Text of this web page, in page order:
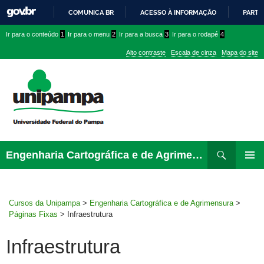
PARA
CONTEÚDO
COMUNICA BR ACESSO À INFORMAÇÃO
conteúdo
menu
superior
menu
Ir para o conteúdo 1 Ir para o menu 2 Ir para a busca 3 Ir para o rodapé 4
Alto contraste Escala de cinza Mapa do site
Engenharia Cartográfica e de Agrimensura
para
Cursos da Unipampa > Engenharia Cartográfica e de Agrimensura >
Páginas Fixas > Infraestrutura
Infraestrutura